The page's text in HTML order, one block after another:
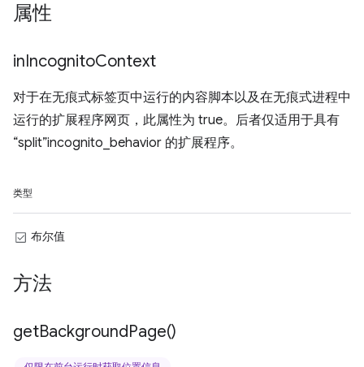
属性
inIncognitoContext
对于在无痕式标签页中运行的内容脚本以及在无痕式进程中
运行的扩展程序网页，此属性为 true。后者仅适用于具有
“split”incognito_behavior 的扩展程序。
类型
布尔值
方法
getBackgroundPage()